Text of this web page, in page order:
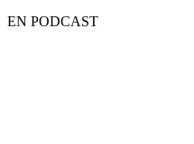
EN PODCAST